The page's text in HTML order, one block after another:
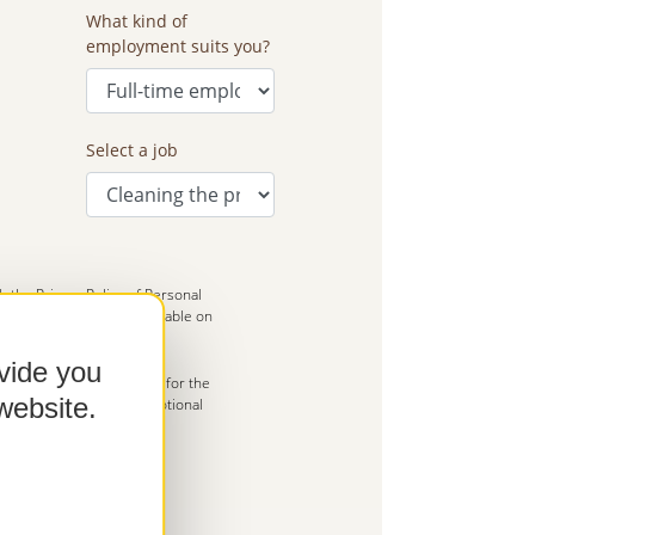
you
What kind of
employment suits you?
Select a job
the Privacy Policy of Personal
which is available on
personal information for the
and sending promotional